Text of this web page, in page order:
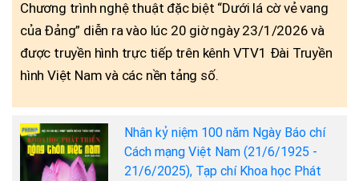
Chương trình nghệ thuật đặc biệt “Dưới lá cờ vẻ vang
của Đảng” diễn ra vào lúc 20 giờ ngày 23/1/2026 và
được truyền hình trực tiếp trên kênh VTV1 Đài Truyền
hình Việt Nam và các nền tảng số.
Nhân kỷ niệm 100 năm Ngày Báo chí
Cách mạng Việt Nam (21/6/1925 -
21/6/2025), Tạp chí Khoa học Phát